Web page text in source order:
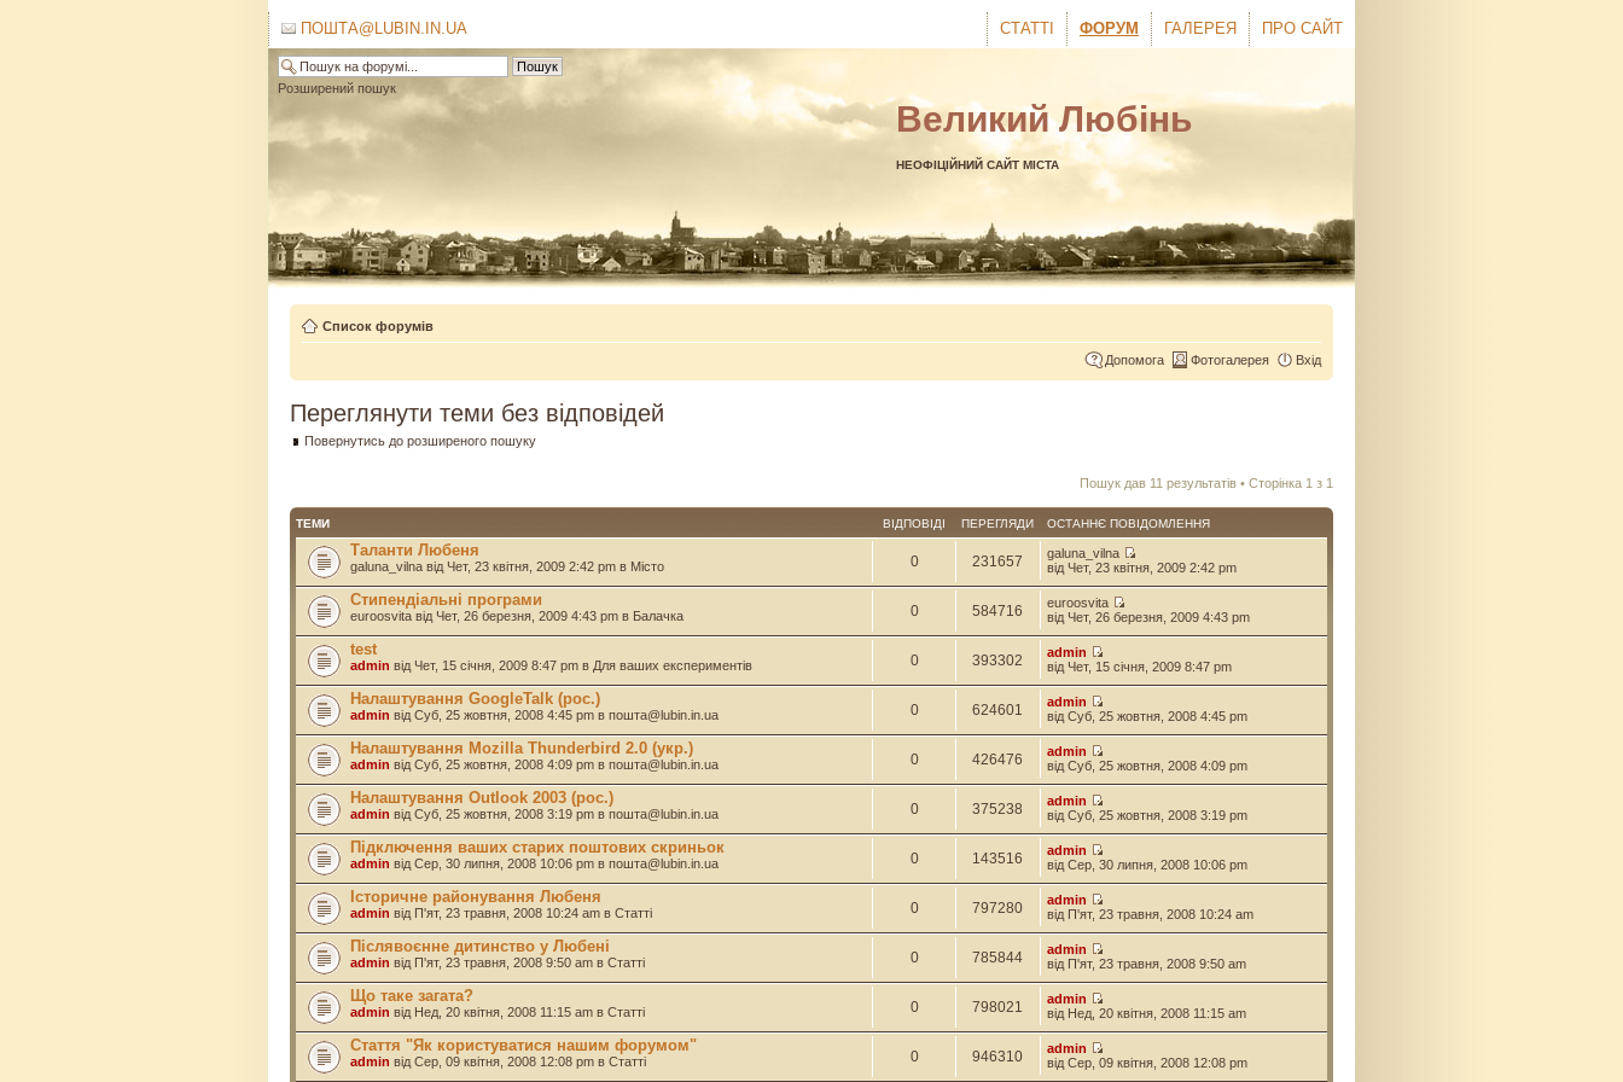
ПРО САЙТ
ГАЛЕРЕЯ
ФОРУМ
СТАТТІ
ПОШТА@LUBIN.IN.UA
Великий Любінь
НЕОФІЦІЙНИЙ САЙТ МІСТА
Розширений пошук
Список форумів
Допомога Фотогалерея Вхід
Переглянути теми без відповідей
Повернутись до розширеного пошуку
Пошук дав 11 результатів • Сторінка 1 з 1
ТЕМИ ВІДПОВІДІ ПЕРЕГЛЯДИ ОСТАННЄ ПОВІДОМЛЕННЯ
Таланти Любеня
galuna_vilna від Чет, 23 квітня, 2009 2:42 pm в Місто 0 231657
galuna_vilna
від Чет, 23 квітня, 2009 2:42 pm
Стипендіальні програми
euroosvita від Чет, 26 березня, 2009 4:43 pm в Балачка 0 584716
euroosvita
від Чет, 26 березня, 2009 4:43 pm
test
admin від Чет, 15 січня, 2009 8:47 pm в Для ваших експериментів 0 393302
admin
від Чет, 15 січня, 2009 8:47 pm
Налаштування GoogleTalk (рос.)
admin від Суб, 25 жовтня, 2008 4:45 pm в пошта@lubin.in.ua 0 624601
admin
від Суб, 25 жовтня, 2008 4:45 pm
Налаштування Mozilla Thunderbird 2.0 (укр.)
admin від Суб, 25 жовтня, 2008 4:09 pm в пошта@lubin.in.ua 0 426476
admin
від Суб, 25 жовтня, 2008 4:09 pm
Налаштування Outlook 2003 (рос.)
admin від Суб, 25 жовтня, 2008 3:19 pm в пошта@lubin.in.ua 0 375238
admin
від Суб, 25 жовтня, 2008 3:19 pm
Підключення ваших старих поштових скриньок
admin від Сер, 30 липня, 2008 10:06 pm в пошта@lubin.in.ua 0 143516
admin
від Сер, 30 липня, 2008 10:06 pm
Історичне районування Любеня
admin від П'ят, 23 травня, 2008 10:24 am в Статті 0 797280
admin
від П'ят, 23 травня, 2008 10:24 am
Післявоєнне дитинство у Любені
admin від П'ят, 23 травня, 2008 9:50 am в Статті 0 785844
admin
від П'ят, 23 травня, 2008 9:50 am
Що таке загата?
admin від Нед, 20 квітня, 2008 11:15 am в Статті 0 798021
admin
від Нед, 20 квітня, 2008 11:15 am
Стаття "Як користуватися нашим форумом"
admin від Сер, 09 квітня, 2008 12:08 pm в Статті 0 946310
admin
від Сер, 09 квітня, 2008 12:08 pm